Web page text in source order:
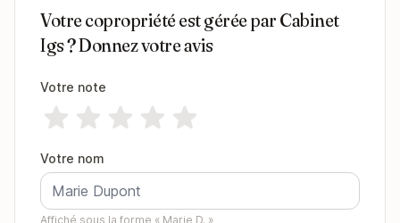
Votre copropriété est gérée par Cabinet
Igs ? Donnez votre avis
Votre note
Votre nom
Affiché sous la forme « Marie D. »